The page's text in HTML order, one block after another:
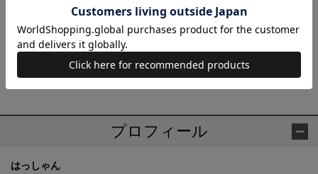
【あわせ買い時の配送について】
予約商品と他商品を同時にお求めの場合、最も発売日の遅い商品に合わ
ご注意ください。別々の配送をご希望の場合は、お手数をおかけします
プロフィール
はっしゃん